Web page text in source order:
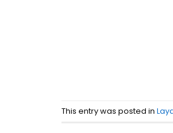
This entry was posted in